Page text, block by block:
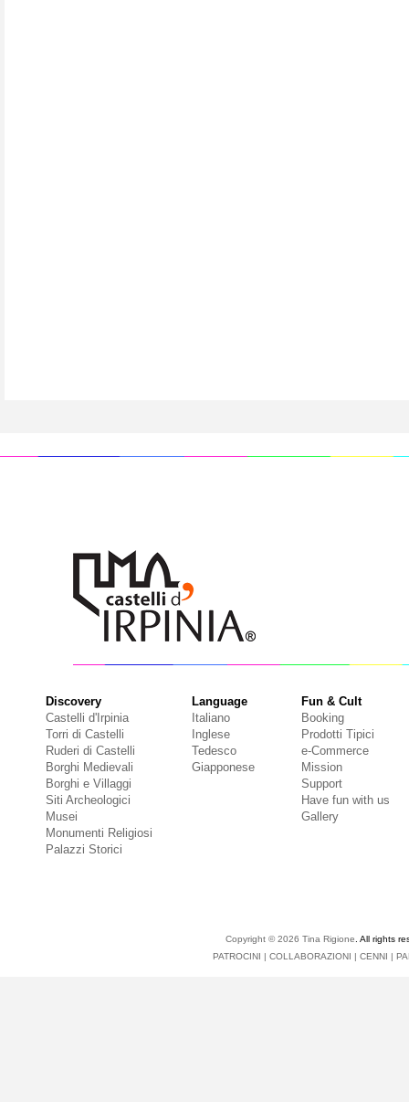
Discovery
Castelli d'Irpinia
Torri di Castelli
Ruderi di Castelli
Borghi Medievali
Borghi e Villaggi
Siti Archeologici
Musei
Monumenti Religiosi
Palazzi Storici
Language
Italiano
Inglese
Tedesco
Giapponese
Fun & Cult
Booking
Prodotti Tipici
e-Commerce
Mission
Support
Have fun with us
Gallery
Copyright © 2026 Tina Rigione . All rights
PATROCINI | COLLABORAZIONI | CENNI |